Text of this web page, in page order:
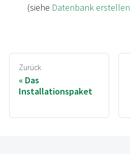
(siehe Datenbank erstellen
Zurück
Das
Installationspaket